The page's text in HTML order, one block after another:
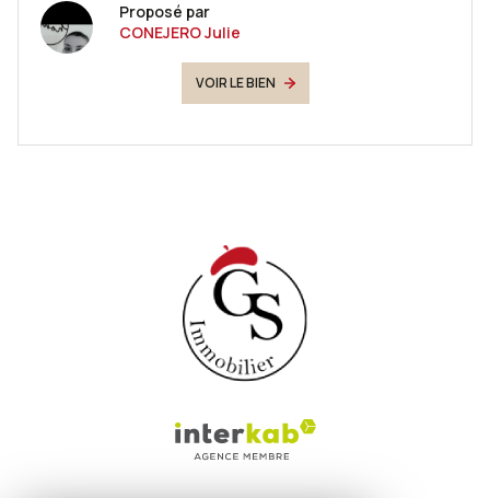
Proposé par
CONEJERO Julie
VOIR LE BIEN